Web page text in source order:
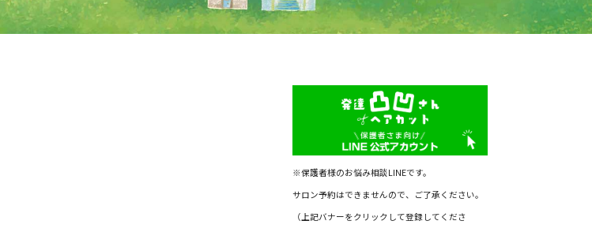
※保護者様のお悩み相談LINEです。
サロン予約はできませんので、ご了承ください。
（上記バナーをクリックして登録してくださ